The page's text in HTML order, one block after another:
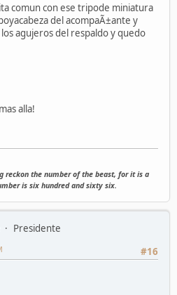
comun con ese tripode miniatura
del acompaÃ±ante y
agujeros del respaldo y quedo
alla!
reckon the number of the beast, for it is a
is six hundred and sixty six.
Presidente
#16